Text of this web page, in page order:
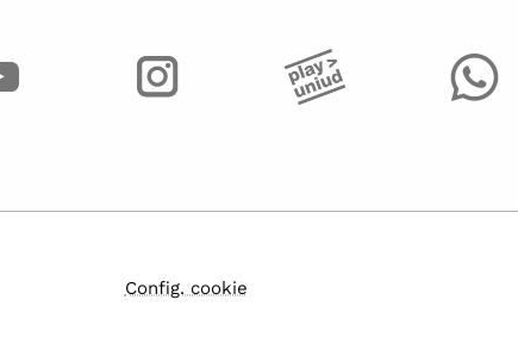
Config. cookie